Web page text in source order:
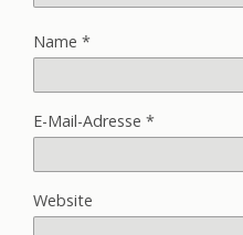
Name *
E-Mail-Adresse *
Website